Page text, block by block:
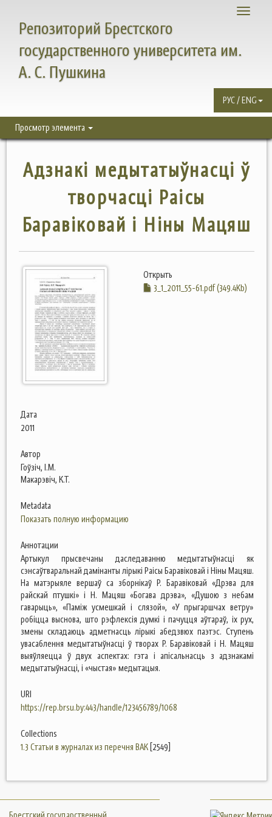
Toggle
Репозиторий Брестского
государственного университета им.
А. С. Пушкина
РУС / ENG
Просмотр элемента
Адзнакі медытатыўнасці ў
творчасці Раісы
Баравіковай і Ніны Мацяш
Открыть
3_1_2011_55-61.pdf (349.4Kb)
Дата
2011
Автор
Гоўзіч, І.М.
Макарэвіч, К.Т.
Metadata
Показать полную информацию
Аннотации
Артыкул прысвечаны даследаванню медытатыўнасці як
сэнсаўтваральнай дамінанты лірыкі Раісы Баравіковай і Ніны Мацяш.
На матэрыяле вершаў са зборнікаў Р. Баравіковай «Дрэва для
райскай птушкі» і Н. Мацяш «Богава дрэва», «Душою з небам
гаварыць», «Паміж усмешкай і слязой», «У прыгаршчах ветру»
робіцца выснова, што рэфлексія думкі і пачуцця аўтараў, іх рух,
змены складаюць адметнасць лірыкі абедзвюх паэтэс. Ступень
увасаблення медытатыўнасці ў творах Р. Баравіковай і Н. Мацяш
выяўляецца ў двух аспектах: гэта і апісальнасць з адзнакамі
медытатыўнасці, і «чыстая» медытацыя.
URI
https://rep.brsu.by:443/handle/123456789/1068
Collections
1.3 Статьи в журналах из перечня ВАК [2549]